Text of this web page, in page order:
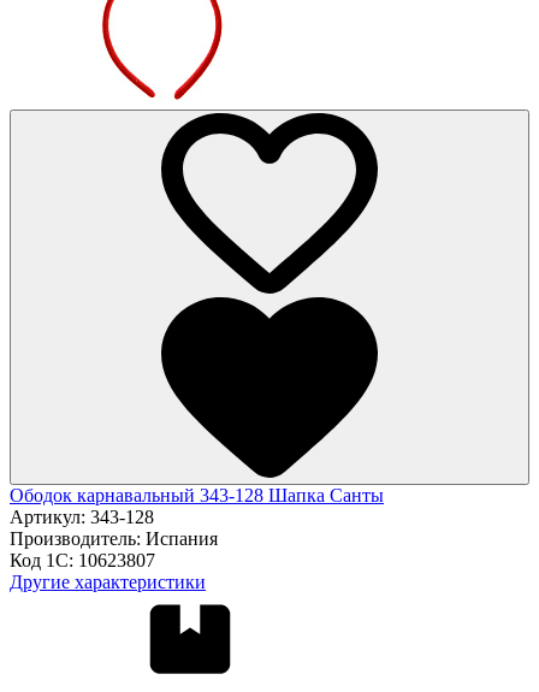
Ободок карнавальный 343-128 Шапка Санты
Артикул: 343-128
Производитель: Испания
Код 1С: 10623807
Другие характеристики